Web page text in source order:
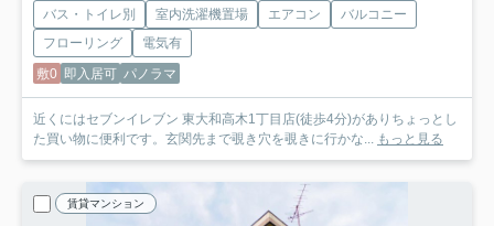
バス・トイレ別 室内洗濯機置場 エアコン
バルコニー
フローリング
電気有
敷0 即入居可 パノラマ
近くにはセブンイレブン 東大和高木1丁目店(徒歩4分)がありちょっとし
た買い物に便利です。玄関先まで覗き穴を覗きに行かな... もっと見る
賃貸マンション